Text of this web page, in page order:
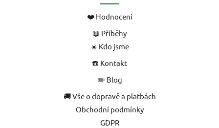
❤️ Hodnocení
📖 Příběhy
☀️ Kdo jsme
☎️ Kontakt
✏️ Blog
🚚 Vše o dopravě a platbách
Obchodní podmínky
GDPR